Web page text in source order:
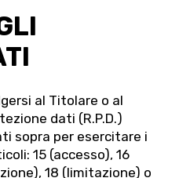
al Titolare o al
dati (R.P.D.)
sopra per esercitare i
15 (accesso), 16
18 (limitazione) o